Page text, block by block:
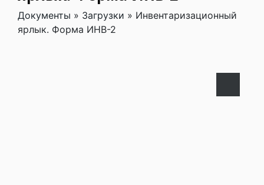
Документы » Загрузки » Инвентаризационный
ярлык. Форма ИНВ-2